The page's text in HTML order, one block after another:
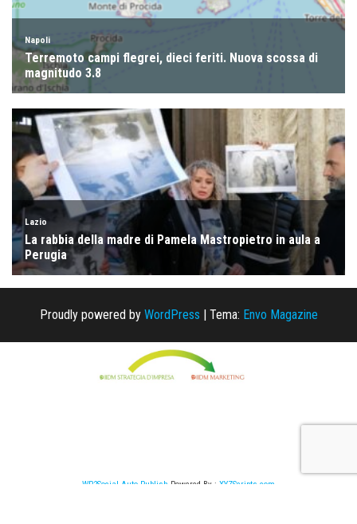
Proudly powered by WordPress Tema: Envo Magazine
WP2Social Auto Publish Powered By : XYZScripts.com